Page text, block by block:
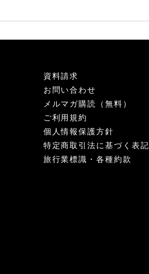
資料請求
お問い合わせ
メルマガ購読（無料）
ご利用規約
個人情報保護方針
特定商取引法に基づく表記
旅行業標識・各種約款